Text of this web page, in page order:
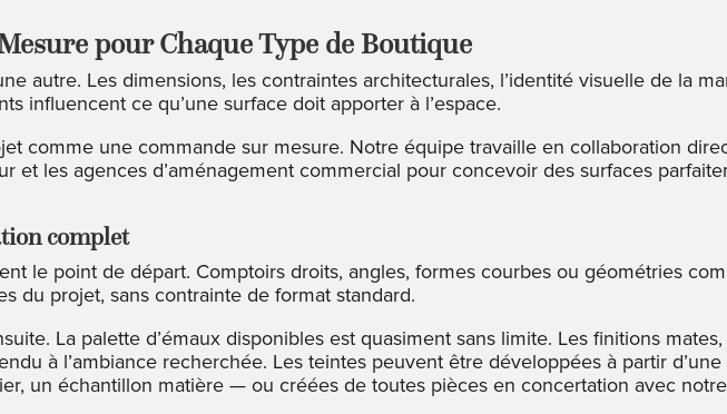
pour Chaque Type de Boutique
autre. Les dimensions, les contraintes architecturales, l’identité visuelle de la
influencent ce qu’une surface doit apporter à l’espace.
comme une commande sur mesure. Notre équipe travaille en collaboration
et les agences d’aménagement commercial pour concevoir des surfaces
complet
le point de départ. Comptoirs droits, angles, formes courbes ou géométries
du projet, sans contrainte de format standard.
La palette d’émaux disponibles est quasiment sans limite. Les finitions
à l’ambiance recherchée. Les teintes peuvent être développées à partir
un échantillon matière — ou créées de toutes pièces en concertation avec